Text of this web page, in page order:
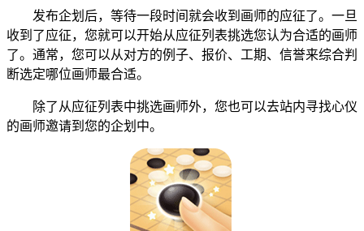
发布企划后，等待一段时间就会收到画师的应征了。一旦
收到了应征，您就可以开始从应征列表挑选您认为合适的画师
了。通常，您可以从对方的例子、报价、工期、信誉来综合判
断选定哪位画师最合适。
除了从应征列表中挑选画师外，您也可以去站内寻找心仪
的画师邀请到您的企划中。